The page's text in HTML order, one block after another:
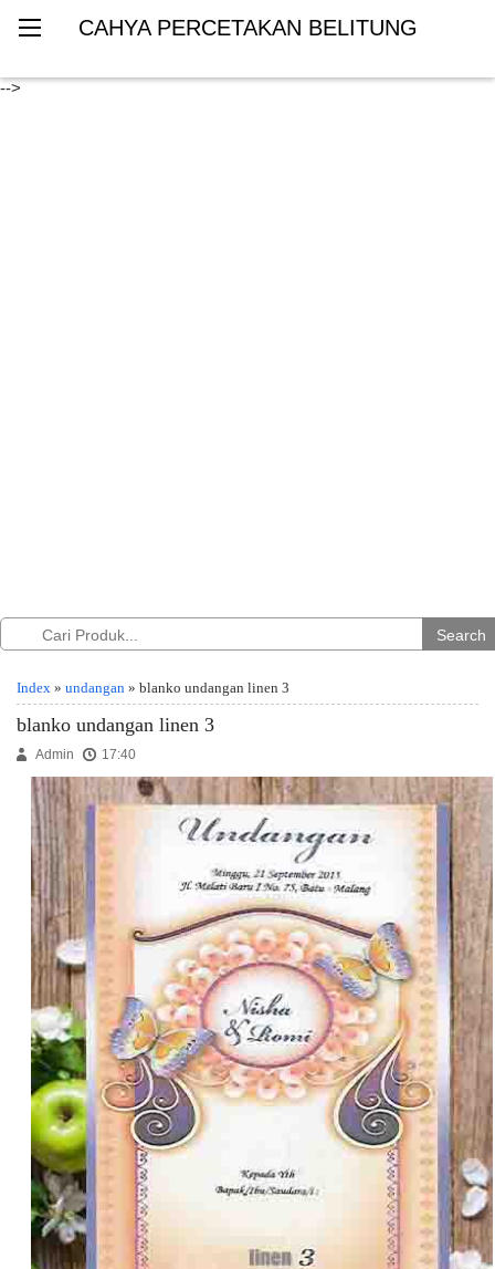
-->
CAHYA PERCETAKAN BELITUNG
Search
Index » undangan » blanko undangan linen 3
blanko undangan linen 3
Admin 17:40